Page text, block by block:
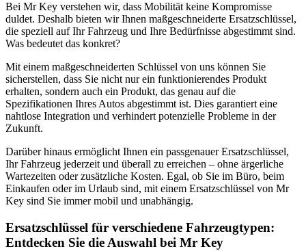
Bei Mr Key verstehen wir, dass Mobilität keine Kompromisse
duldet. Deshalb bieten wir Ihnen maßgeschneiderte Ersatzschlüssel,
die speziell auf Ihr Fahrzeug und Ihre Bedürfnisse abgestimmt sind.
Was bedeutet das konkret?
Mit einem maßgeschneiderten Schlüssel von uns können Sie
sicherstellen, dass Sie nicht nur ein funktionierendes Produkt
erhalten, sondern auch ein Produkt, das genau auf die
Spezifikationen Ihres Autos abgestimmt ist. Dies garantiert eine
nahtlose Integration und verhindert potenzielle Probleme in der
Zukunft.
Darüber hinaus ermöglicht Ihnen ein passgenauer Ersatzschlüssel,
Ihr Fahrzeug jederzeit und überall zu erreichen – ohne ärgerliche
Wartezeiten oder zusätzliche Kosten. Egal, ob Sie im Büro, beim
Einkaufen oder im Urlaub sind, mit einem Ersatzschlüssel von Mr
Key sind Sie immer mobil und unabhängig.
Ersatzschlüssel für verschiedene Fahrzeugtypen:
Entdecken Sie die Auswahl bei Mr Key